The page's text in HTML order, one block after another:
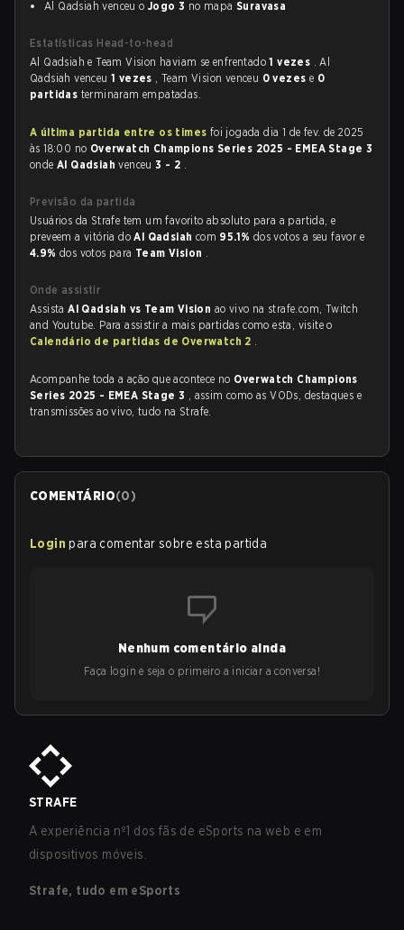
Al Qadsiah venceu o Jogo 3 no mapaSuravasa
Estatísticas Head-to-head
Al Qadsiah e Team Vision haviam se enfrentado1 vezes . Al
Qadsiah venceu1 vezes , Team Vision venceu 0 vezes e 0
partidas terminaram empatadas.
A última partida entre os times foi jogada dia 1 de fev. de 2025
às 18:00 no Overwatch Champions Series 2025 - EMEA Stage 3
onde Al Qadsiahvenceu3 - 2 .
Previsão da partida
Usuários da Strafe tem um favorito absoluto para a partida, e
preveem a vitória doAl Qadsiah com 95.1% dos votos a seu favor e
4.9% dos votos para Team Vision .
Onde assistir
AssistaAl Qadsiah vs Team Vision ao vivo na strafe.com, Twitch
and Youtube. Para assistir a mais partidas como esta, visite o
Calendário de partidas de Overwatch 2 .
Acompanhe toda a ação que acontece no Overwatch Champions
Series 2025 - EMEA Stage 3 , assim como as VODs, destaques e
transmissões ao vivo, tudo na Strafe.
COMENTÁRIO(0)
Login para comentar sobre esta partida
Nenhum comentário ainda
Faça login e seja o primeiro a iniciar a conversa!
STRAFE
A experiência nº1 dos fãs de eSports na web e em
dispositivos móveis.
Strafe, tudo em eSports